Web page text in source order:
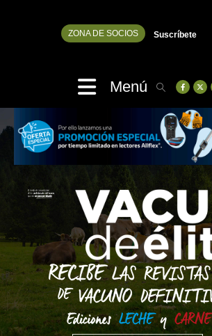
ZONA DE SOCIOS Suscríbete
Menú